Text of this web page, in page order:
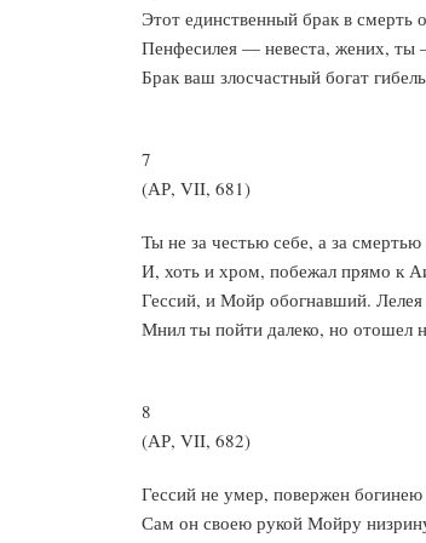
Этот единственный брак в смерть
Пенфесилея — невеста, жених,
Брак ваш злосчастный богат
7
(АР, VII, 681)
Ты не за честью себе, а за
И, хоть и хром, побежал прямо к
Гессий, и Мойр обогнавший.
Мнил ты пойти далеко, но отошел
8
(АР, VII, 682)
Гессий не умер, повержен
Сам он своею рукой Мойру